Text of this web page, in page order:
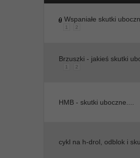
Wspaniałe skutki
1 2
Brzuszki - jakieś skutki
1 2
HMB - skutki uboczne....
cykl na h-drol, odblok i